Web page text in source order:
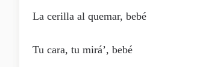
La cerilla al quemar, bebé
Tu cara, tu mirá’, bebé